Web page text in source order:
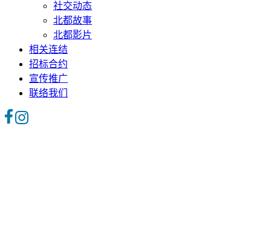
社交动态
北都故事
北都影片
相关连结
招标合约
宣传推广
联络我们